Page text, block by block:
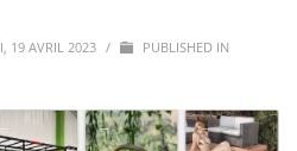
19 AVRIL 2023 /
PUBLISHED IN